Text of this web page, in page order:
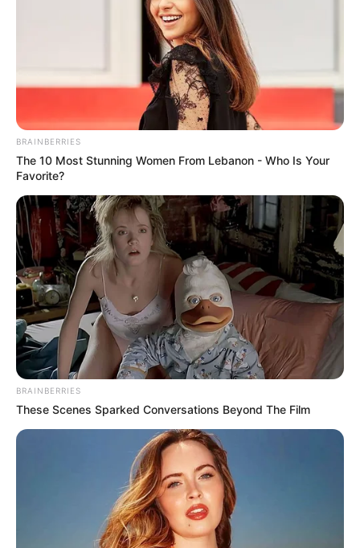
BRAINBERRIES
The 10 Most Stunning Women From Lebanon - Who Is Your
Favorite?
BRAINBERRIES
These Scenes Sparked Conversations Beyond The Film